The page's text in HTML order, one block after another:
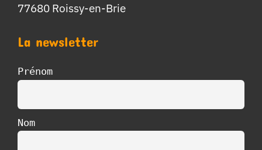
77680 Roissy-en-Brie
La newsletter
Prénom
Nom